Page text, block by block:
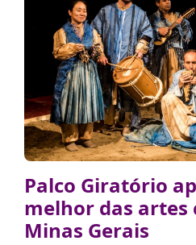
Palco Giratório
melhor das artes
Minas Gerais